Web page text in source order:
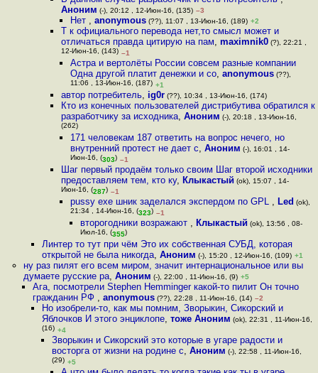
Аноним (-), 20:12 , 12-Июн-16, (135) –3
Нет ,anonymous (??), 11:07 , 13-Июн-16, (189) +2
Т к официального перевода нет,то смысл может и
отличаться правда цитирую на пам, maximnik0(?), 22:21 ,
12-Июн-16, (143) –1
Астра и вертолёты России совсем разные компании
Одна другой платит денежки и со,anonymous (??),
11:06 , 13-Июн-16, (187) +1
автор потребитель, ig0r(??), 10:34 , 13-Июн-16, (174)
Кто из конечных пользователей дистрибутива обратился к
разработчику за исходника, Аноним (-), 20:18 , 13-Июн-16,
(262)
171 человекам 187 ответить на вопрос нечего, но
внутренний протест не дает с,Аноним (-), 16:01 , 14-
Июн-16, (303) –1
Шаг первый продаём только своим Шаг второй исходники
предоставляем тем, кто ку, Клыкастый (ok), 15:07 , 14-
Июн-16, (287) –1
pussy exe шник заделался экспердом по GPL , Led (ok),
21:34 , 14-Июн-16, (323) –1
второгодники возражают , Клыкастый (ok), 13:56 , 08-
Июл-16, (355)
Линтер то тут при чём Это их собственная СУБД, которая
открытой не была никогда,Аноним (-), 15:20 , 12-Июн-16, (109) +1
ну раз пилят его всем миром, значит интернациональное или вы
думаете русские ра, Аноним (-), 22:00 , 11-Июн-16, (9) +5
Ага, посмотрели Stephen Hemminger какой-то пилит Он точно
гражданин РФ , anonymous(??), 22:28 , 11-Июн-16, (14) –2
Но изобрели-то, как мы помним, Зворыкин, Сикорский и
Яблочков И этого энциклопе,тоже Аноним (ok), 22:31 , 11-Июн-16,
(16) +4
Зворыкин и Сикорский это которые в угаре радости и
восторга от жизни на родине с, Аноним (-), 22:58 , 11-Июн-16,
(29) +5